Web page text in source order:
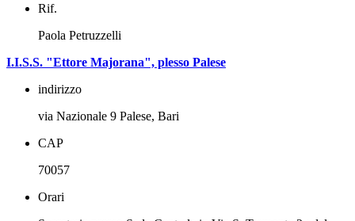
Rif.
Paola Petruzzelli
I.I.S.S. "Ettore Majorana", plesso Palese
indirizzo
via Nazionale 9 Palese, Bari
CAP
70057
Orari